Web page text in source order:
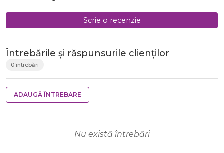
Scrie o recenzie
Întrebările și răspunsurile clienților
0 întrebări
ADAUGĂ ÎNTREBARE
Nu există întrebări